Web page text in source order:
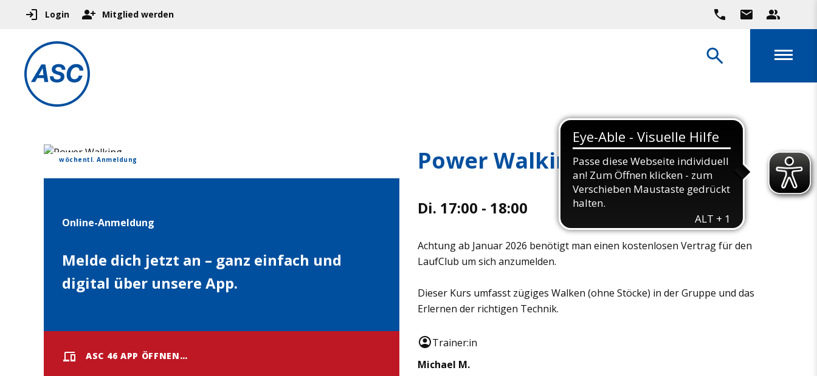
Login Mitglied werden
wöchentl. Anmeldung
Online-Anmeldung
Melde dich jetzt an – ganz einfach und
digital über unsere App.
ASC 46 APP ÖFFNEN…
Power Walking
Di. 17:00 - 18:00
Achtung ab Januar 2026 benötigt man einen kostenlosen Vertrag für den
LaufClub um sich anzumelden.
Dieser Kurs umfasst zügiges Walken (ohne Stöcke) in der Gruppe und das
Erlernen der richtigen Technik.
Trainer:in
Michael M.